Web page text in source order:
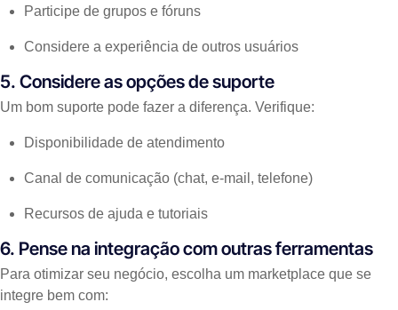
Participe de grupos e fóruns
Considere a experiência de outros usuários
5. Considere as opções de suporte
Um bom suporte pode fazer a diferença. Verifique:
Disponibilidade de atendimento
Canal de comunicação (chat, e-mail, telefone)
Recursos de ajuda e tutoriais
6. Pense na integração com outras ferramentas
Para otimizar seu negócio, escolha um marketplace que se
integre bem com: